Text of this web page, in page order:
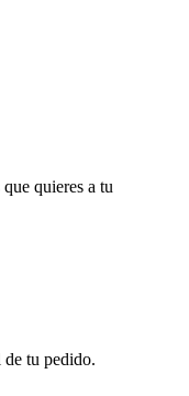
quieres a tu
tu pedido.